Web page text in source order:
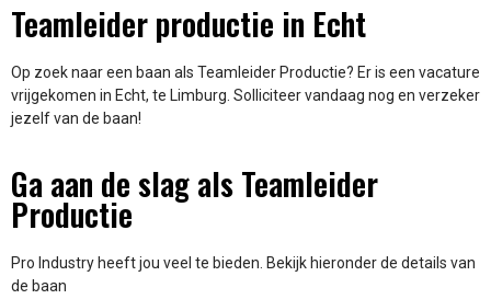
Teamleider productie in Echt
Op zoek naar een baan als Teamleider Productie? Er is een vacature
vrijgekomen in Echt, te Limburg. Solliciteer vandaag nog en verzeker
jezelf van de baan!
Ga aan de slag als Teamleider
Productie
Pro Industry heeft jou veel te bieden. Bekijk hieronder de details van
de baan